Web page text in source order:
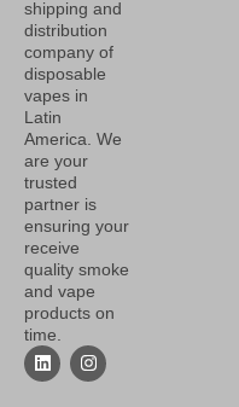
shipping and
distribution
company of
disposable
vapes in
Latin
America. We
are your
trusted
partner is
ensuring your
receive
quality smoke
and vape
products on
time.